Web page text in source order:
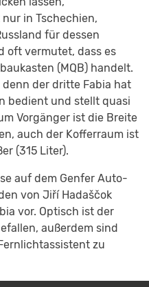
in Tschechien,
für dessen
oft vermutet, dass es
(MQB) handelt.
denn der dritte Fabia hat
bedient und stellt quasi
Vorgänger ist die Breite
auch der Kofferraum ist
(315 Liter).
auf dem Genfer Auto-
von Jiří Hadaščok
vor. Optisch ist der
außerdem sind
zu